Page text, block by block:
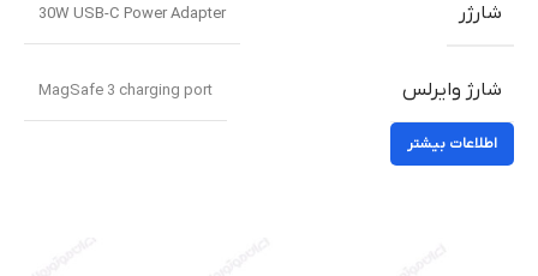
شارژر 30W USB-C Power Adapter
شارژ وایرلس MagSafe 3 charging port
اطلاعات بیشتر